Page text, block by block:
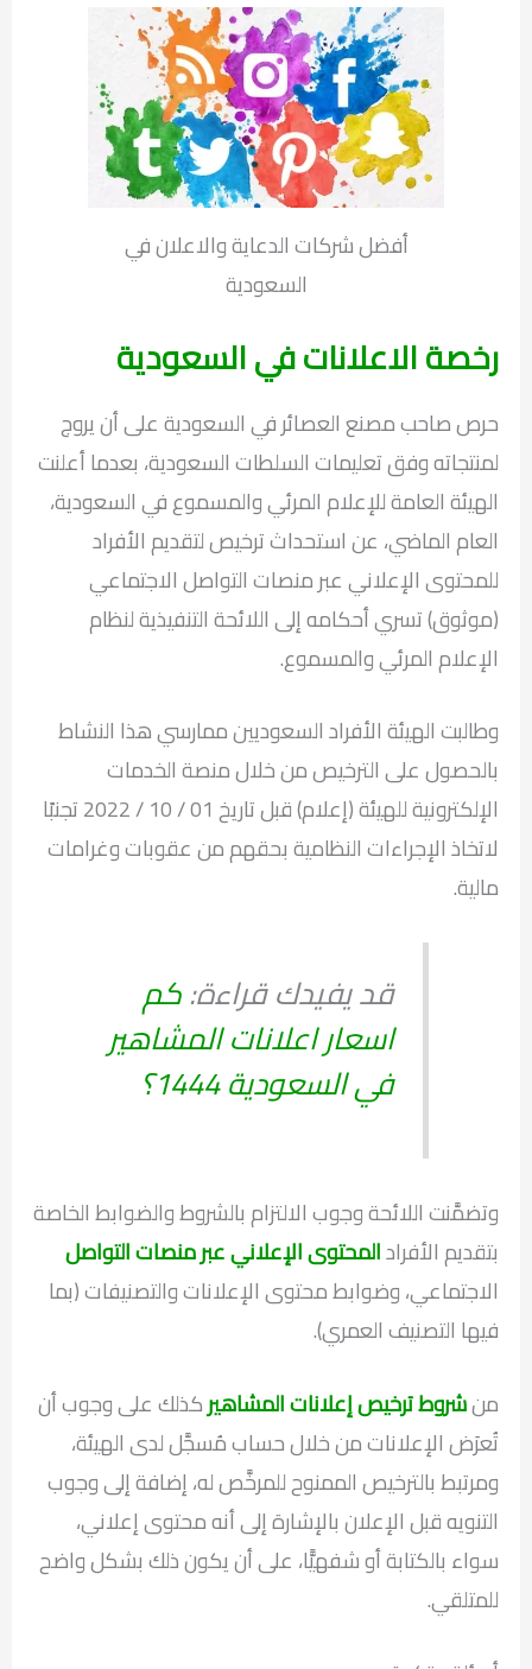
أفضل شركات الدعاية والاعلان في
السعودية
رخصة الاعلانات في السعودية
حرص صاحب مصنع العصائر في السعودية على أن يروج
لمنتجاته وفق تعليمات السلطات السعودية، بعدما أعلنت
الهيئة العامة للإعلام المرئي والمسموع في السعودية،
العام الماضي، عن استحداث ترخيص لتقديم الأفراد
للمحتوى الإعلاني عبر منصات التواصل الاجتماعي
(موثوق) تسري أحكامه إلى اللائحة التنفيذية لنظام
الإعلام المرئي والمسموع.
وطالبت الهيئة الأفراد السعوديين ممارسي هذا النشاط
بالحصول على الترخيص من خلال منصة الخدمات
الإلكترونية للهيئة (إعلام) قبل تاريخ 01 / 10 / 2022 تجنبًا
لاتخاذ الإجراءات النظامية بحقهم من عقوبات وغرامات
مالية.
قد يفيدك قراءة:كم
اسعار اعلانات المشاهير
في السعودية 1444؟
وتضمَّنت اللائحة وجوب الالتزام بالشروط والضوابط الخاصة
بتقديم الأفرادالمحتوى الإعلاني عبر منصات التواصل
الاجتماعي، وضوابط محتوى الإعلانات والتصنيفات (بما
فيها التصنيف العمري).
منشروط ترخيص إعلانات المشاهيركذلك على وجوب أن
تُعرَض الإعلانات من خلال حساب مُسجَّل لدى الهيئة،
ومرتبط بالترخيص الممنوح للمرخَّص له، إضافة إلى وجوب
التنويه قبل الإعلان بالإشارة إلى أنه محتوى إعلاني،
سواء بالكتابة أو شفهيًّا، على أن يكون ذلك بشكل واضح
للمتلقي.